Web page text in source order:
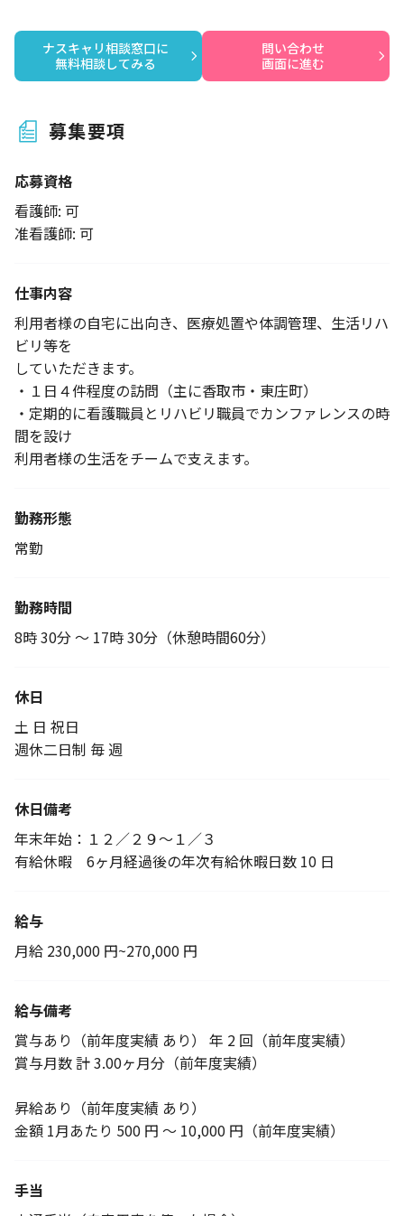
ナスキャリ相談窓口に
無料相談してみる
問い合わせ
画面に進む
募集要項
応募資格
看護師: 可
准看護師: 可
仕事内容
利用者様の自宅に出向き、医療処置や体調管理、生活リハ
ビリ等を
していただきます。
・１日４件程度の訪問（主に香取市・東庄町）
・定期的に看護職員とリハビリ職員でカンファレンスの時
間を設け
利用者様の生活をチームで支えます。
勤務形態
常勤
勤務時間
8時 30分 〜 17時 30分（休憩時間60分）
休日
土 日 祝日
週休二日制 毎 週
休日備考
年末年始：１２／２９〜１／３
有給休暇 6ヶ月経過後の年次有給休暇日数 10 日
給与
月給 230,000 円~270,000 円
給与備考
賞与あり（前年度実績 あり） 年 2 回（前年度実績）
賞与月数 計 3.00ヶ月分（前年度実績）
昇給あり（前年度実績 あり）
金額 1月あたり 500 円 〜 10,000 円（前年度実績）
手当